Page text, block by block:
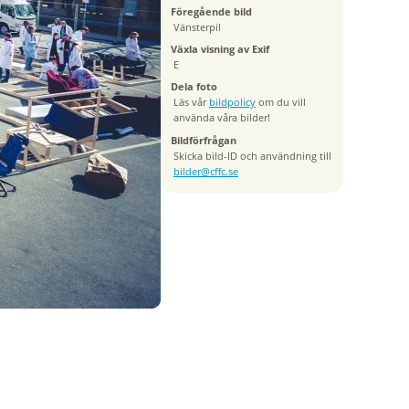
Föregående bild
Vänsterpil
Växla visning av Exif
E
Dela foto
Läs vår bildpolicyom du vill
använda våra bilder!
Bildförfrågan
Skicka bild-ID och användning till
bilder@cffc.se